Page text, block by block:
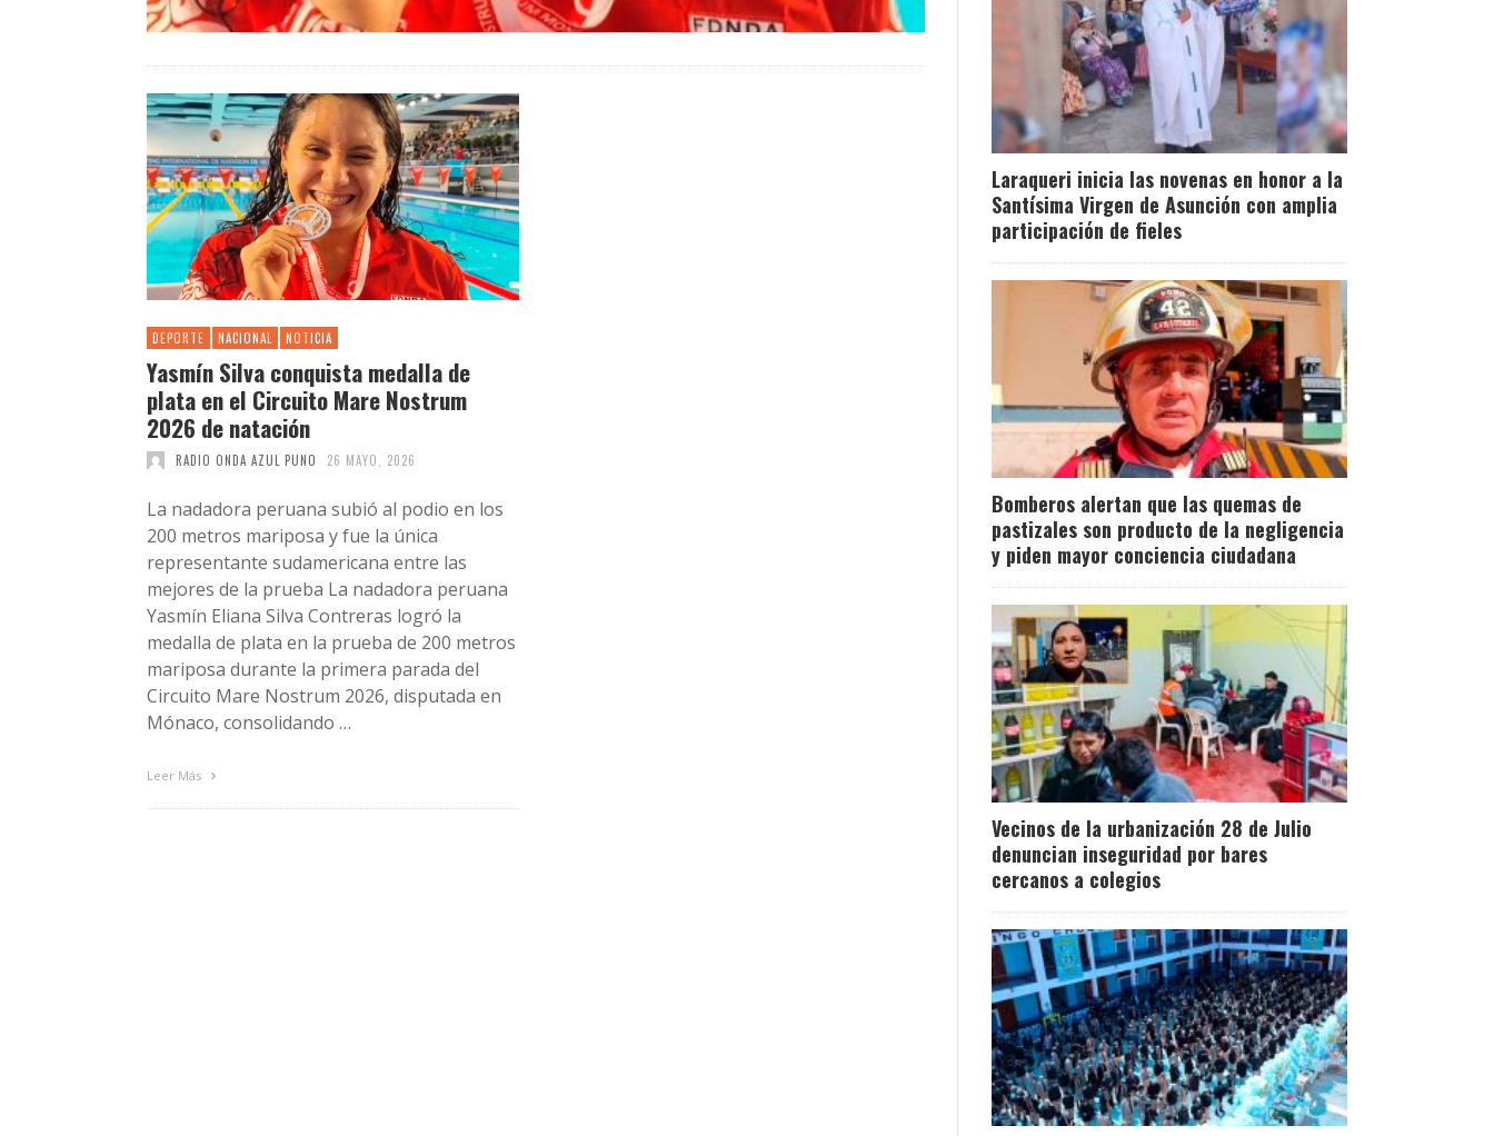
DEPORTE NACIONAL NOTICIA
Yasmín Silva conquista medalla de
plata en el Circuito Mare Nostrum
2026 de natación
RADIO ONDA AZUL PUNO 26 MAYO, 2026
La nadadora peruana subió al podio en los
200 metros mariposa y fue la única
representante sudamericana entre las
mejores de la prueba La nadadora peruana
Yasmín Eliana Silva Contreras logró la
medalla de plata en la prueba de 200 metros
mariposa durante la primera parada del
Circuito Mare Nostrum 2026, disputada en
Mónaco, consolidando …
Leer Más
Laraqueri inicia las novenas en honor a la
Santísima Virgen de Asunción con amplia
participación de fieles
Bomberos alertan que las quemas de
pastizales son producto de la negligencia
y piden mayor conciencia ciudadana
Vecinos de la urbanización 28 de Julio
denuncian inseguridad por bares
cercanos a colegios